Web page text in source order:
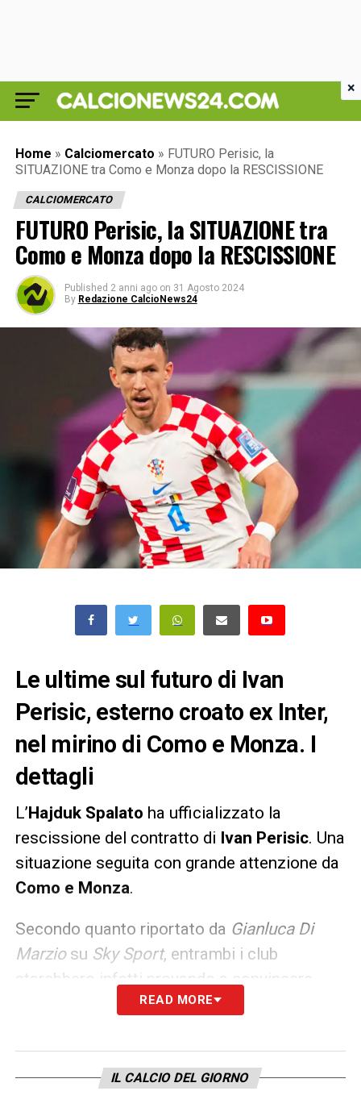
Home » Calciomercato » FUTURO Perisic, la
SITUAZIONE tra Como e Monza dopo la RESCISSIONE
CALCIOMERCATO
FUTURO Perisic, la SITUAZIONE tra
Como e Monza dopo la RESCISSIONE
Published 2 anni ago on 31 Agosto 2024
By Redazione CalcioNews24
Le ultime sul futuro di Ivan
Perisic, esterno croato ex Inter,
nel mirino di Como e Monza. I
dettagli
L’ Hajduk Spalato ha ufficializzato la
rescissione del contratto di Ivan Perisic. Una
situazione seguita con grande attenzione da
Como e Monza.
Secondo quanto riportato da Gianluca Di
Marziosu Sky Sport, entrambi i club
starebbero infatti provando a convincere
l’esterno croato ex Inter a tornare in
sviluppi concreti già nelle prossime ore con
dialoghi previsti con il suo entourage.
READ MORE
IL CALCIO DEL GIORNO
×